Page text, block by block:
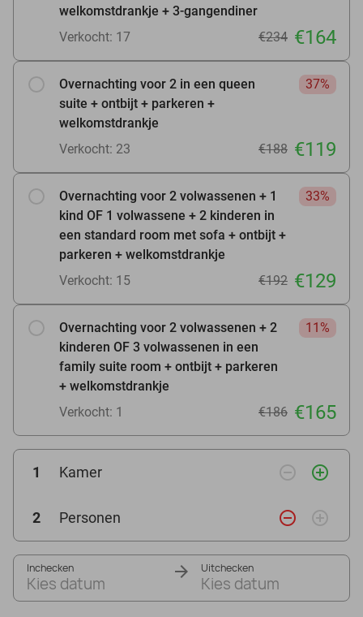
welkomstdrankje + 3-gangendiner
Verkocht: 17 €234 €164
Overnachting voor 2 in een queen
suite + ontbijt + parkeren +
welkomstdrankje
37%
Verkocht: 23 €188 €119
Overnachting voor 2 volwassenen + 1
kind OF 1 volwassene + 2 kinderen in
een standard room met sofa + ontbijt +
parkeren + welkomstdrankje
33%
Verkocht: 15 €192 €129
Overnachting voor 2 volwassenen + 2
kinderen OF 3 volwassenen in een
family suite room + ontbijt + parkeren
+ welkomstdrankje
11%
Verkocht: 1 €186 €165
1 Kamer remove_circle_outline add_circle_outline
2 Personen remove_circle_outline add_circle_outline
Inchecken
Kies datum
Uitchecken
Kies datum